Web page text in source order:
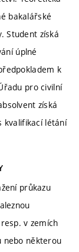
bakalářské
Student získá
úplné
k
pro civilní
získá
kvalifikací létání
průkazu
v zemích
nebo některou